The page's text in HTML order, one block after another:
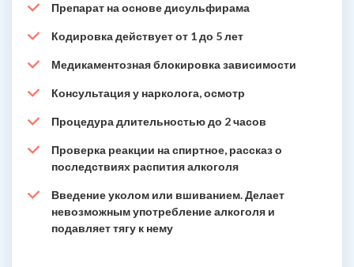
Препарат на основе дисульфирама
Кодировка действует от 1 до 5 лет
Медикаментозная блокировка зависимости
Консультация у нарколога, осмотр
Процедура длительностью до 2 часов
Проверка реакции на спиртное, рассказ о
последствиях распития алкоголя
Введение уколом или вшиванием. Делает
невозможным употребление алкоголя и
подавляет тягу к нему